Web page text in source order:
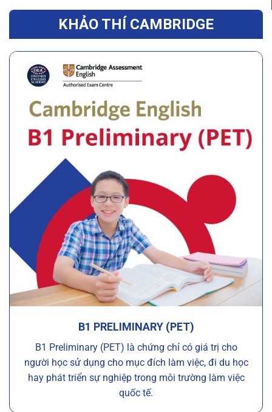
KHẢO THÍ CAMBRIDGE
B1 PRELIMINARY (PET)
B1 Preliminary (PET) là chứng chỉ có giá trị cho
người học sử dụng cho mục đích làm việc, đi du học
hay phát triển sự nghiệp trong môi trường làm việc
quốc tế.